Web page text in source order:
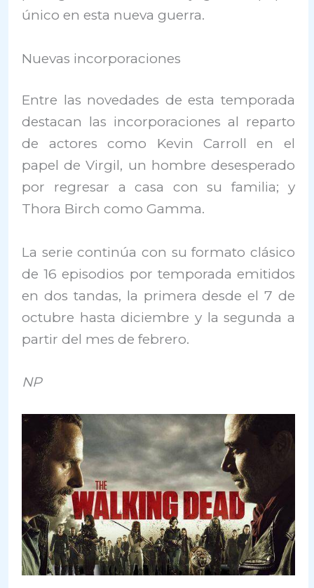
único en esta nueva guerra.
Nuevas incorporaciones
Entre las novedades de esta temporada
destacan las incorporaciones al reparto
de actores como Kevin Carroll en el
papel de Virgil, un hombre desesperado
por regresar a casa con su familia; y
Thora Birch como Gamma.
La serie continúa con su formato clásico
de 16 episodios por temporada emitidos
en dos tandas, la primera desde el 7 de
octubre hasta diciembre y la segunda a
partir del mes de febrero.
NP